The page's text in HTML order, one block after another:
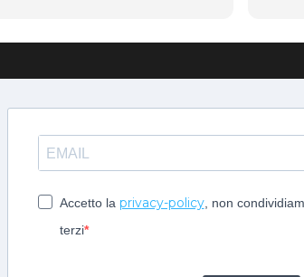
Accetto la privacy-policy, non
terzi